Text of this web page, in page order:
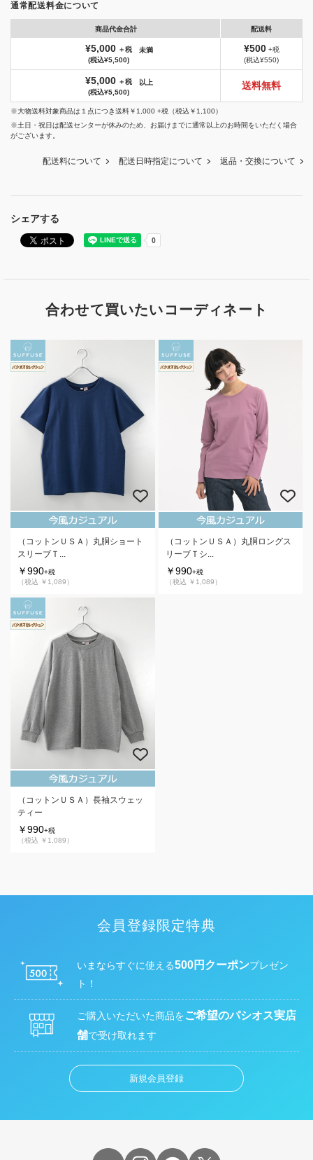
シェアする
通常配送料金について
商品代金合計 配送料
¥5,000 ＋税
(税込¥5,500)
未満 ¥500+税
(税込¥550)
¥5,000 ＋税
(税込¥5,500)
以上 送料無料
※大物送料対象商品は１点につき送料￥1,000 +税（税込￥1,100）
※土日・祝日は配送センターが休みのため、お届けまでに通常以上のお時間をいただく場合
がございます。
配送料について 配送日時指定について 返品・交換について
合わせて買いたいコーディネート
（コットンＵＳＡ）丸胴ショート
スリーブＴ...
￥990+税
（税込 ￥1,089）
（コットンＵＳＡ）丸胴ロングス
リーブＴシ...
￥990+税
（税込 ￥1,089）
（コットンＵＳＡ）長袖スウェッ
ティー
￥990+税
（税込 ￥1,089）
会員登録限定特典
いまならすぐに使える500円クーポンプレゼン
ト！
ご購入いただいた商品をご希望のパシオス実店
舗で受け取れます
新規会員登録